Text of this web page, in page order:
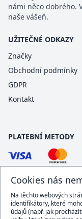
Cookies nás
Na těchto webových
identifikátory, které
údajů (např. jak
námi něco dobrého.
naše vášeň.
UŽITEČNÉ ODKAZY
Značky
Obchodní podmínky
GDPR
Kontakt
PLATEBNÍ METODY